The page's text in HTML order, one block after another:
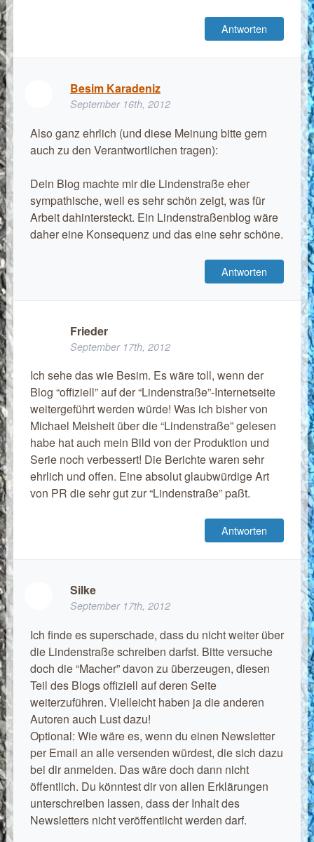
Antworten
Besim Karadeniz
September 16th, 2012
Also ganz ehrlich (und diese Meinung bitte gern
auch zu den Verantwortlichen tragen):
Dein Blog machte mir die Lindenstraße eher
sympathische, weil es sehr schön zeigt, was für
Arbeit dahintersteckt. Ein Lindenstraßenblog wäre
daher eine Konsequenz und das eine sehr schöne.
Antworten
Frieder
September 17th, 2012
Ich sehe das wie Besim. Es wäre toll, wenn der
Blog “offiziell” auf der “Lindenstraße”-Internetseite
weitergeführt werden würde! Was ich bisher von
Michael Meisheit über die “Lindenstraße” gelesen
habe hat auch mein Bild von der Produktion und
Serie noch verbessert! Die Berichte waren sehr
ehrlich und offen. Eine absolut glaubwürdige Art
von PR die sehr gut zur “Lindenstraße” paßt.
Antworten
Silke
September 17th, 2012
Ich finde es superschade, dass du nicht weiter über
die Lindenstraße schreiben darfst. Bitte versuche
doch die “Macher” davon zu überzeugen, diesen
Teil des Blogs offiziell auf deren Seite
weiterzuführen. Vielleicht haben ja die anderen
Autoren auch Lust dazu!
Optional: Wie wäre es, wenn du einen Newsletter
per Email an alle versenden würdest, die sich dazu
bei dir anmelden. Das wäre doch dann nicht
öffentlich. Du könntest dir von allen Erklärungen
unterschreiben lassen, dass der Inhalt des
Newsletters nicht veröffentlicht werden darf.